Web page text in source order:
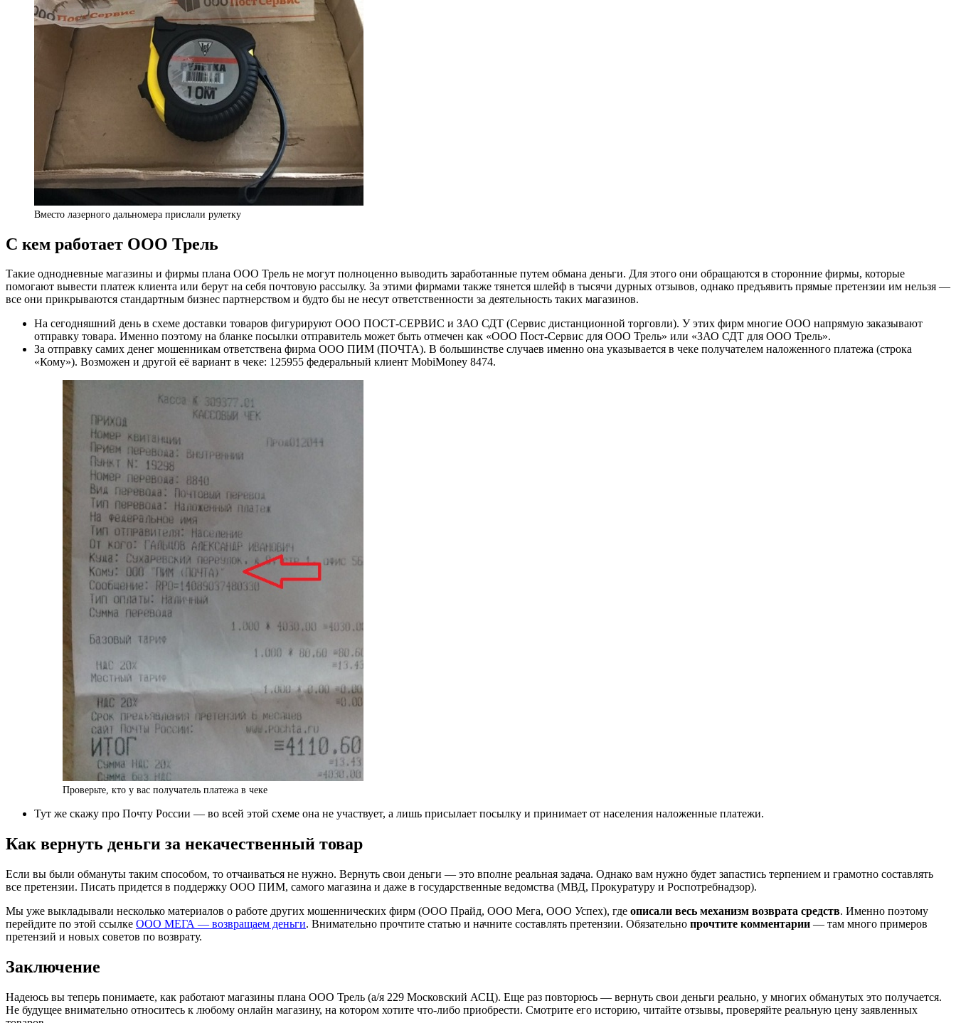
Вместо лазерного дальномера прислали рулетку
С кем работает ООО Трель
Такие однодневные магазины и фирмы плана ООО Трель не могут полноценно выводить заработанные путем обмана деньги. Для этого они обращаются в сторонние фирмы, которые
помогают вывести платеж клиента или берут на себя почтовую рассылку. За этими фирмами также тянется шлейф в тысячи дурных отзывов, однако предъявить прямые претензии им нельзя —
все они прикрываются стандартным бизнес партнерством и будто бы не несут ответственности за деятельность таких магазинов.
На сегодняшний день в схеме доставки товаров фигурируют ООО ПОСТ-СЕРВИС и ЗАО СДТ (Сервис дистанционной торговли). У этих фирм многие ООО напрямую заказывают
отправку товара. Именно поэтому на бланке посылки отправитель может быть отмечен как «ООО Пост-Сервис для ООО Трель» или «ЗАО СДТ для ООО Трель».
За отправку самих денег мошенникам ответствена фирма ООО ПИМ (ПОЧТА). В большинстве случаев именно она указывается в чеке получателем наложенного платежа (строка
«Кому»). Возможен и другой её вариант в чеке: 125955 федеральный клиент MobiMoney 8474.
Проверьте, кто у вас получатель платежа в чеке
Тут же скажу про Почту России — во всей этой схеме она не участвует, а лишь присылает посылку и принимает от населения наложенные платежи.
Как вернуть деньги за некачественный товар
Если вы были обмануты таким способом, то отчаиваться не нужно. Вернуть свои деньги — это вполне реальная задача. Однако вам нужно будет запастись терпением и грамотно составлять
все претензии. Писать придется в поддержку ООО ПИМ, самого магазина и даже в государственные ведомства (МВД, Прокуратуру и Роспотребнадзор).
Мы уже выкладывали несколько материалов о работе других мошеннических фирм (ООО Прайд, ООО Мега, ООО Успех), где описали весь механизм возврата средств. Именно поэтому
перейдите по этой ссылке ООО МЕГА — возвращаем деньги. Внимательно прочтите статью и начните составлять претензии. Обязательно прочтите комментарии — там много примеров
претензий и новых советов по возврату.
Заключение
Надеюсь вы теперь понимаете, как работают магазины плана ООО Трель (а/я 229 Московский АСЦ). Еще раз повторюсь — вернуть свои деньги реально, у многих обманутых это получается.
Не будущее внимательно относитесь к любому онлайн магазину, на котором хотите что-либо приобрести. Смотрите его историю, читайте отзывы, проверяйте реальную цену заявленных